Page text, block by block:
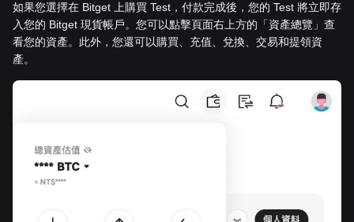
如果您選擇在 Bitget 上購買 Test，付款完成後，您的 Test 將立即存
入您的 Bitget 現貨帳戶。您可以點擊頁面右上方的「資產總覽」查
看您的資產。此外，您還可以購買、充值、兌換、交易和提領資
產。